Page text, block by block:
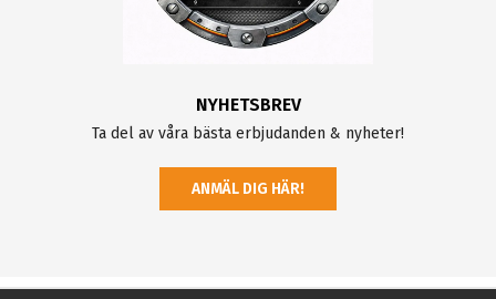
NYHETSBREV
Ta del av våra bästa erbjudanden & nyheter!
ANMÄL DIG HÄR!